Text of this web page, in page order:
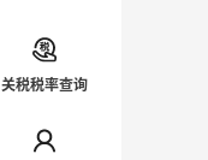
关税税率查询